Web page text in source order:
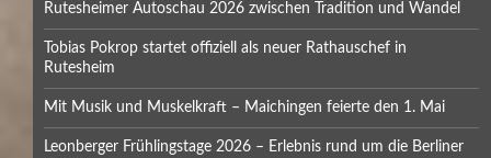
Rutesheimer Autoschau 2026 zwischen Tradition und Wandel
Tobias Pokrop startet offiziell als neuer Rathauschef in
Rutesheim
Mit Musik und Muskelkraft – Maichingen feierte den 1. Mai
Leonberger Frühlingstage 2026 – Erlebnis rund um die Berliner